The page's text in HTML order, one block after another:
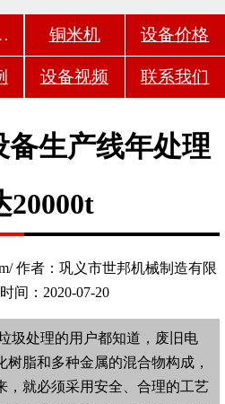
设备 铜米机 设备价格
设备视频 联系我们
备生产线年处理
20000t
作者：巩义市世邦机械制造有限
间：2020-07-20
处理的用户都知道，废旧电
脂和多种金属的混合物构成，
，就必须采用安全、合理的工艺